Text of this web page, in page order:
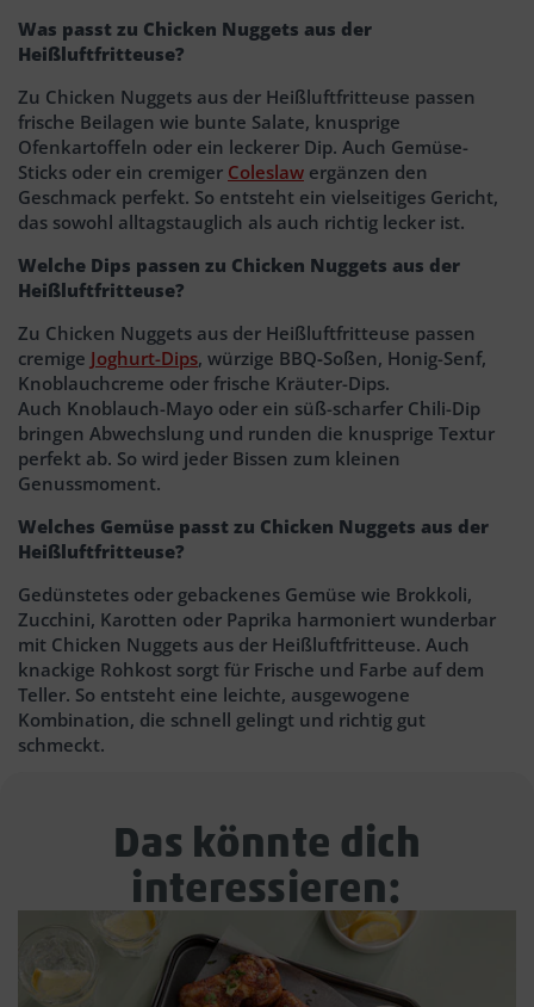
Was passt zu Chicken Nuggets aus der
Heißluftfritteuse?
Zu Chicken Nuggets aus der Heißluftfritteuse passen
frische Beilagen wie bunte Salate, knusprige
Ofenkartoffeln oder ein leckerer Dip. Auch Gemüse-
Sticks oder ein cremiger Coleslaw ergänzen den
Geschmack perfekt. So entsteht ein vielseitiges Gericht,
das sowohl alltagstauglich als auch richtig lecker ist.
Welche Dips passen zu Chicken Nuggets aus der
Heißluftfritteuse?
Zu Chicken Nuggets aus der Heißluftfritteuse passen
cremige Joghurt-Dips, würzige BBQ‑Soßen, Honig-Senf,
Knoblauchcreme oder frische Kräuter-Dips.
Auch Knoblauch-Mayo oder ein süß-scharfer Chili-Dip
bringen Abwechslung und runden die knusprige Textur
perfekt ab. So wird jeder Bissen zum kleinen
Genussmoment.
Welches Gemüse passt zu Chicken Nuggets aus der
Heißluftfritteuse?
Gedünstetes oder gebackenes Gemüse wie Brokkoli,
Zucchini, Karotten oder Paprika harmoniert wunderbar
mit Chicken Nuggets aus der Heißluftfritteuse. Auch
knackige Rohkost sorgt für Frische und Farbe auf dem
Teller. So entsteht eine leichte, ausgewogene
Kombination, die schnell gelingt und richtig gut
schmeckt.
Das könnte dich
interessieren: